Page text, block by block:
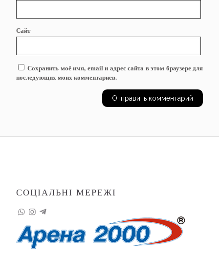
Сайт
Сохранить моё имя, email и адрес сайта в этом браузере для
последующих моих комментариев.
СОЦІАЛЬНІ МЕРЕЖІ